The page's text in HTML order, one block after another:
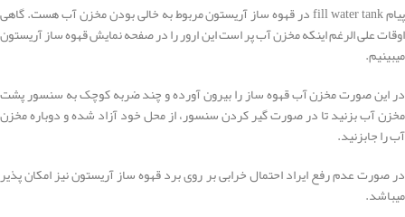
پیام fill water tank در قهوه ساز آریستون مربوط به خالی بودن مخزن آب هست. گاهی
اوقات علی الرغم اینکه مخزن آب پر است این ارور را در صفحه نمایش قهوه ساز آریستون
میبینیم.
در این صورت مخزن آب قهوه ساز را بیرون آورده و چند ضربه کوچک به سنسور پشت
مخزن آب بزنید تا در صورت گیر کردن سنسور، از محل خود آزاد شده و دوباره مخزن
آب را جابزنید.
در صورت عدم رفع ایراد احتمال خرابی بر روی برد قهوه ساز آریستون نیز امکان پذیر
میباشد.